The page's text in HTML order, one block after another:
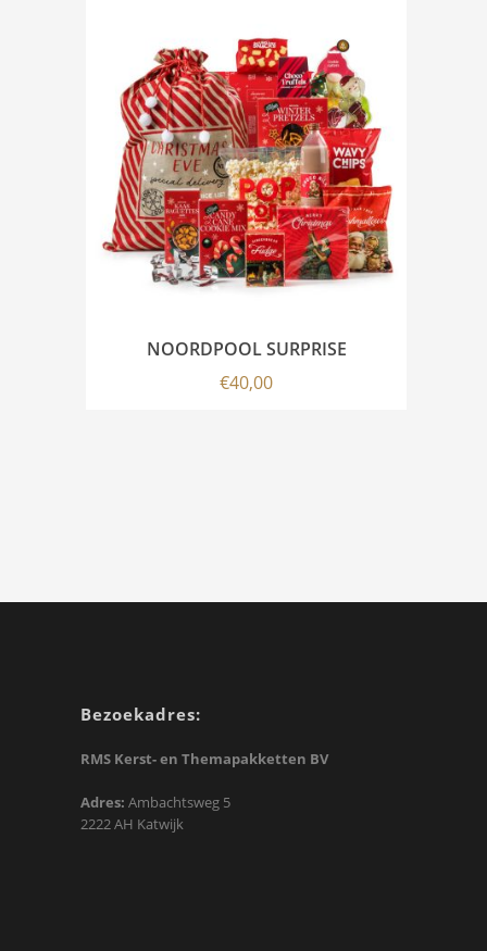
NOORDPOOL SURPRISE
€40,00
Bezoekadres:
RMS Kerst- en Themapakketten BV
Adres: Ambachtsweg 5
2222 AH Katwijk